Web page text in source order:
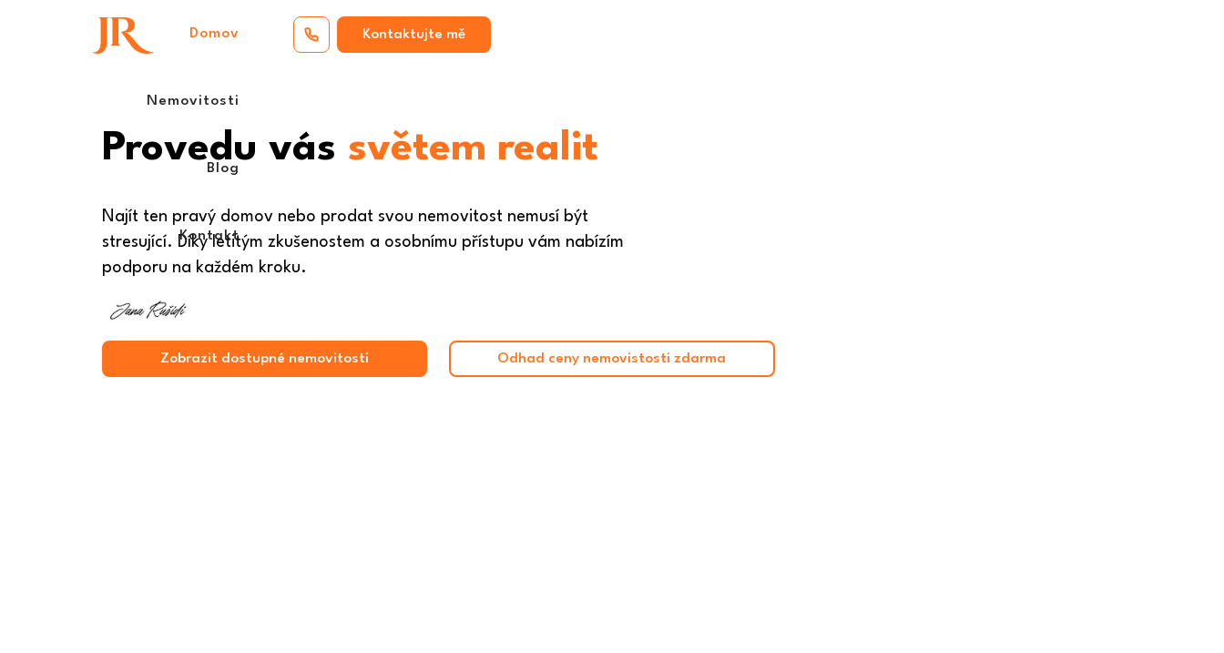
Kontaktujte mě
Domov
Nemovitosti
Blog
Kontakt
Provedu vás světem realit
Najít ten pravý domov nebo prodat svou nemovitost nemusí být
stresující. Díky letitým zkušenostem a osobnímu přístupu vám nabízím
podporu na každém kroku.
Zobrazit dostupné nemovitosti Odhad ceny nemovistosti zdarma